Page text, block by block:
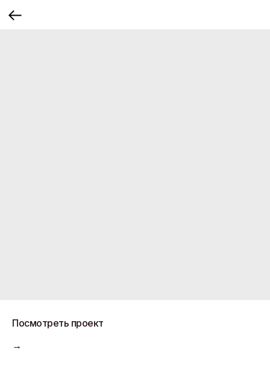
Посмотреть проект
→